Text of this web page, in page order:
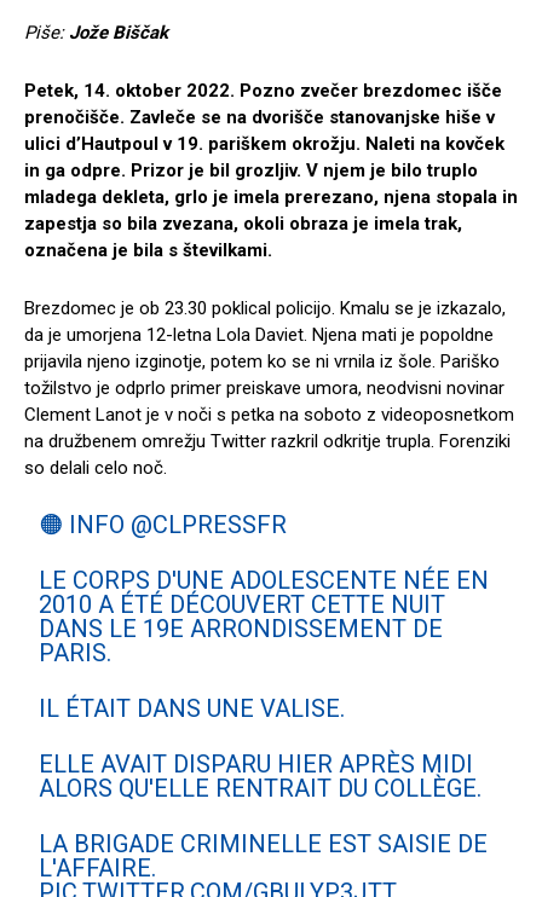
Piše: Jože Biščak
Petek, 14. oktober 2022. Pozno zvečer brezdomec išče
prenočišče. Zavleče se na dvorišče stanovanjske hiše v
ulici d’Hautpoul v 19. pariškem okrožju. Naleti na kovček
in ga odpre. Prizor je bil grozljiv. V njem je bilo truplo
mladega dekleta, grlo je imela prerezano, njena stopala in
zapestja so bila zvezana, okoli obraza je imela trak,
označena je bila s številkami.
Brezdomec je ob 23.30 poklical policijo. Kmalu se je izkazalo,
da je umorjena 12-letna Lola Daviet. Njena mati je popoldne
prijavila njeno izginotje, potem ko se ni vrnila iz šole. Pariško
tožilstvo je odprlo primer preiskave umora, neodvisni novinar
Clement Lanot je v noči s petka na soboto z videoposnetkom
na družbenem omrežju Twitter razkril odkritje trupla. Forenziki
so delali celo noč.
🟠 INFO @CLPRESSFR
LE CORPS D'UNE ADOLESCENTE NÉE EN
2010 A ÉTÉ DÉCOUVERT CETTE NUIT
DANS LE 19E ARRONDISSEMENT DE
PARIS.
IL ÉTAIT DANS UNE VALISE.
ELLE AVAIT DISPARU HIER APRÈS MIDI
ALORS QU'ELLE RENTRAIT DU COLLÈGE.
LA BRIGADE CRIMINELLE EST SAISIE DE
L'AFFAIRE.